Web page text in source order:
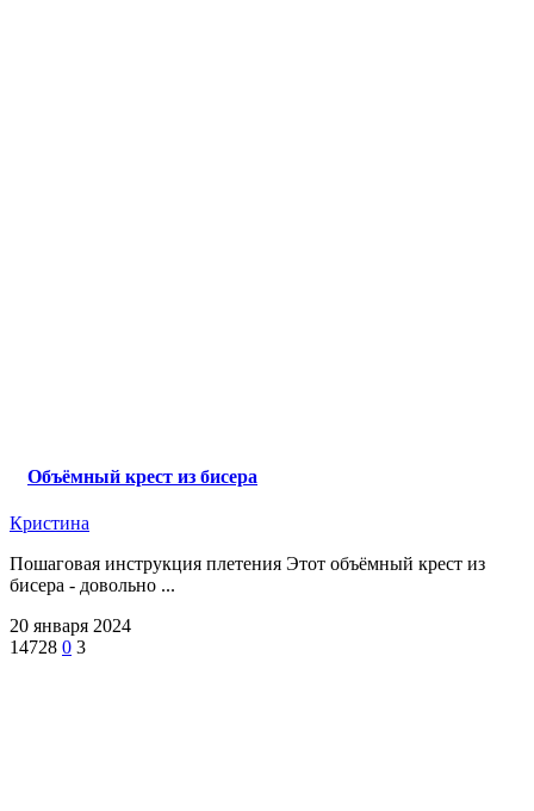
Объёмный крест из бисера
Кристина
Пошаговая инструкция плетения Этот объёмный крест из
бисера - довольно ...
20 января 2024
14728 0 3